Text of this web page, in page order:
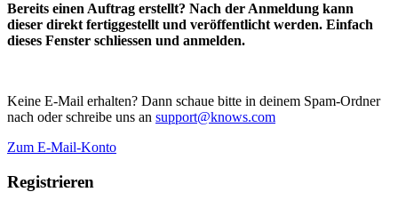
Bereits einen Auftrag erstellt? Nach der Anmeldung kann
dieser direkt fertiggestellt und veröffentlicht werden. Einfach
dieses Fenster schliessen und anmelden.
Keine E-Mail erhalten? Dann schaue bitte in deinem Spam-Ordner
nach oder schreibe uns an support@knows.com
Zum E-Mail-Konto
Registrieren